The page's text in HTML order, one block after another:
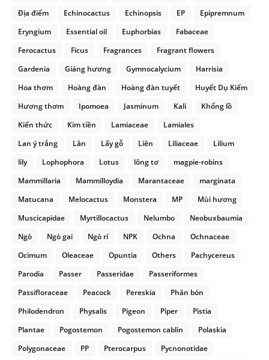
Địa điểm
Echinocactus Echinopsis EP
Epipremnum
Eryngium
Essential oil Euphorbias
Fabaceae
Ferocactus
Ficus Fragrances
Fragrant flowers
Gardenia
Giáng hương Gymnocalycium
Harrisia
Hoa thơm
Hoàng đàn Hoàng đàn tuyết
Huyết Dụ Kiếm
Hương thơm
Ipomoea Jasminum Kali
Khổng lồ
Kiến thức
Kim tiền Lamiaceae
Lamiales
Lan ý trắng
Lân Lấy gỗ Liên Liliaceae
Lilium
lily
Lophophora Lotus lông tơ
magpie-robins
Mammillaria
Mammilloydia Marantaceae
marginata
Matucana
Melocactus Monstera MP
Mùi hương
Muscicapidae
Myrtillocactus Nelumbo
Neobuxbaumia
Ngò
Ngò gai Ngò rí NPK Ochna
Ochnaceae
Ocimum
Oleaceae Opuntia Others
Pachycereus
Parodia
Passer Passeridae
Passeriformes
Passifloraceae
Peacock Pereskia
Phân bón
Philodendron
Physalis Pigeon Piper
Pistia
Plantae
Pogostemon Pogostemon cablin
Polaskia
Polygonaceae
PP Pterocarpus
Pycnonotidae